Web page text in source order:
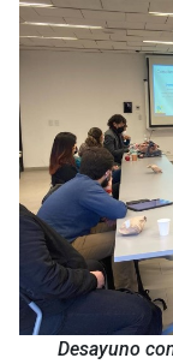
Desayuno